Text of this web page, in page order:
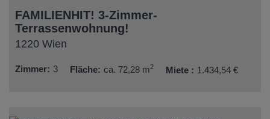
FAMILIENHIT! 3-Zimmer-
Terrassenwohnung!
1220 Wien
Zimmer 3 Fläche ca. 72,28 m2 Miete 1.434,54 €